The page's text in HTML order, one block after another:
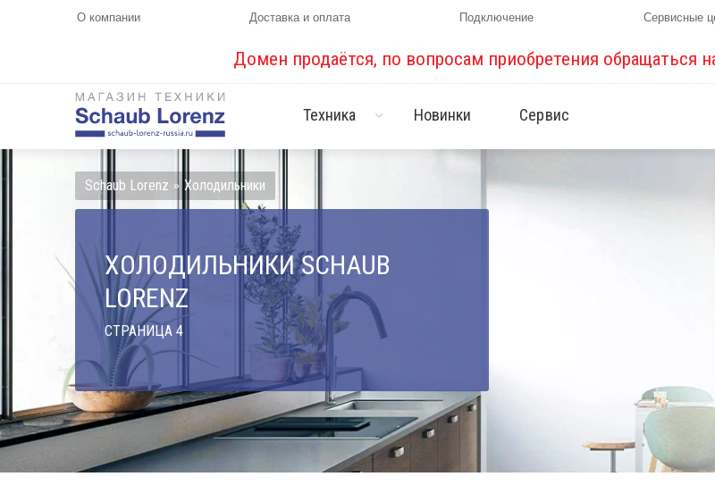
О компании Доставка и оплата Подключение Сервисные
Домен продаётся, по вопросам приобретения обращаться
Техника Новинки Сервис
Schaub Lorenz » Холодильники
ХОЛОДИЛЬНИКИ SCHAUB
LORENZ
СТРАНИЦА 4